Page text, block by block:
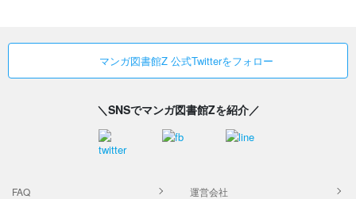
マンガ図書館Z 公式Twitterをフォロー
＼SNSでマンガ図書館Zを紹介／
FAQ 運営会社